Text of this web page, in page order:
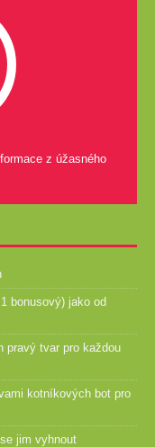
z úžasného
bonusový) jako od
pravý tvar pro každou
kotníkových bot pro
jim vyhnout